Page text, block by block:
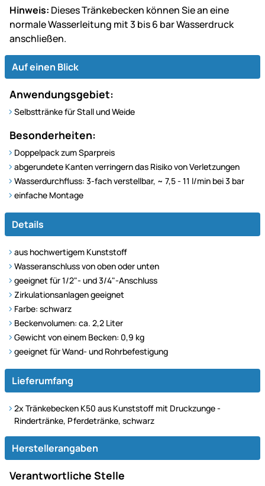
Hinweis: Dieses Tränkebecken können Sie an eine
normale Wasserleitung mit 3 bis 6 bar Wasserdruck
anschließen.
Auf einen Blick
Anwendungsgebiet:
Selbsttränke für Stall und Weide
Besonderheiten:
Doppelpack zum Sparpreis
abgerundete Kanten verringern das Risiko von Verletzungen
Wasserdurchfluss: 3-fach verstellbar, ~ 7,5 - 11 l/min bei 3 bar
einfache Montage
Details
aus hochwertigem Kunststoff
Wasseranschluss von oben oder unten
geeignet für 1/2"- und 3/4"-Anschluss
Zirkulationsanlagen geeignet
Farbe: schwarz
Beckenvolumen: ca. 2,2 Liter
Gewicht von einem Becken: 0,9 kg
geeignet für Wand- und Rohrbefestigung
Lieferumfang
2x Tränkebecken K50 aus Kunststoff mit Druckzunge -
Rindertränke, Pferdetränke, schwarz
Herstellerangaben
Verantwortliche Stelle